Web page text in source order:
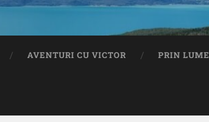
AVENTURI CU VICTOR PRIN LUME